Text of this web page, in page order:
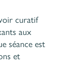
curatif
aux
séance est
et